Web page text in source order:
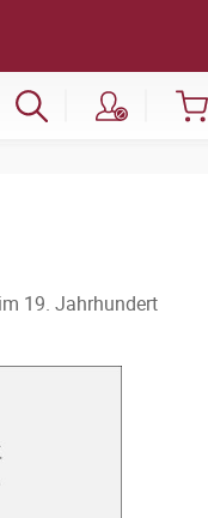
19. Jahrhundert